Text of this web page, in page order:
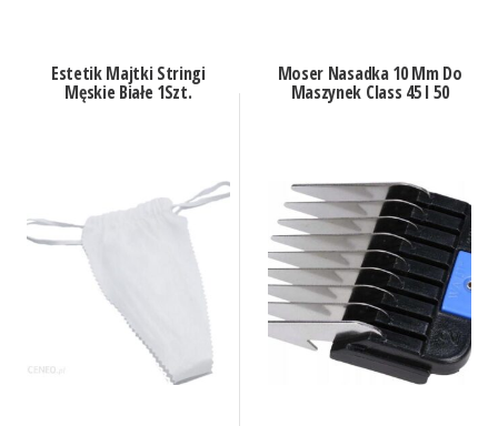
Estetik Majtki Stringi
Męskie Białe 1Szt.
Moser Nasadka 10 Mm Do
Maszynek Class 45 I 50